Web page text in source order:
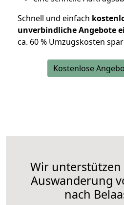
Schnell und einfach
unverbindliche Angebote
ca. 60 % Umzugskosten
Kostenlose
Wir unterstützen
Auswanderung
nach